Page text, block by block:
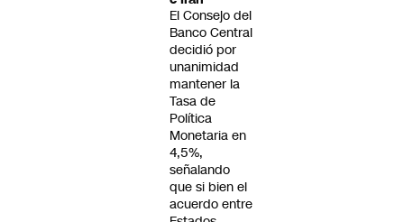
El Consejo del
Banco Central
decidió por
unanimidad
mantener la
Tasa de
Política
Monetaria en
4,5%,
señalando
que si bien el
acuerdo entre